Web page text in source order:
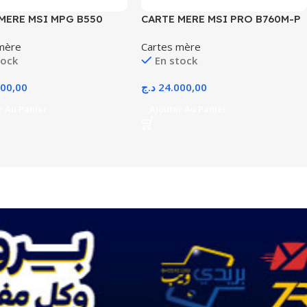
MSI MPG B550
CONFIG
CARTE MERE MSI PRO B760M-P
Cartes mère
En stock
24.000,00 د.ج